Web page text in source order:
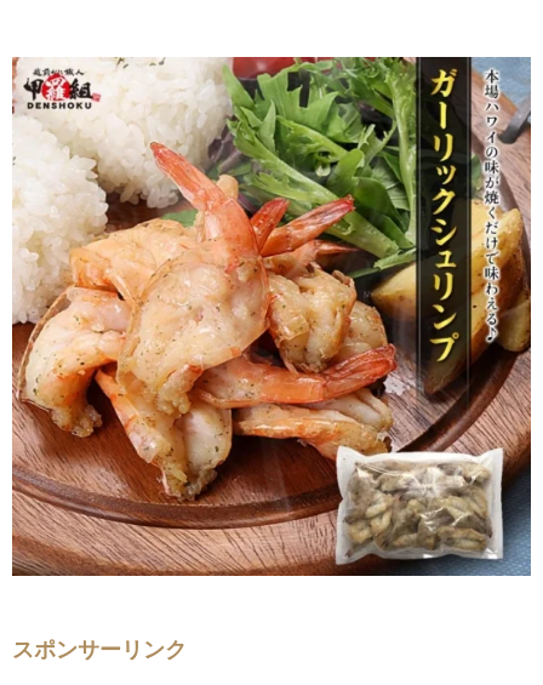
スポンサーリンク